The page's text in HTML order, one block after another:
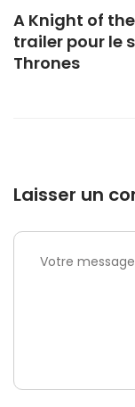
A Knight of
trailer pour le
Thrones
Laisser un